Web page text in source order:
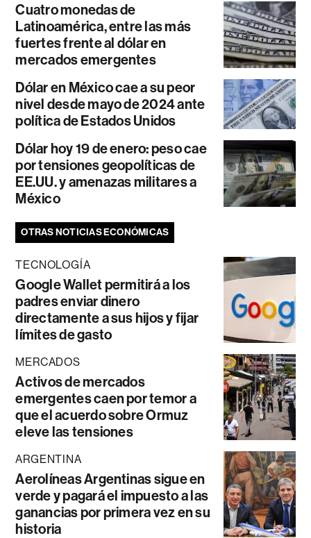
Cuatro monedas de
Latinoamérica, entre las más
fuertes frente al dólar en
mercados emergentes
Dólar en México cae a su peor
nivel desde mayo de 2024 ante
política de Estados Unidos
Dólar hoy 19 de enero: peso cae
por tensiones geopolíticas de
EE.UU. y amenazas militares a
México
OTRAS NOTICIAS ECONÓMICAS
TECNOLOGÍA
Google Wallet permitirá a los
padres enviar dinero
directamente a sus hijos y fijar
límites de gasto
MERCADOS
Activos de mercados
emergentes caen por temor a
que el acuerdo sobre Ormuz
eleve las tensiones
ARGENTINA
Aerolíneas Argentinas sigue en
verde y pagará el impuesto a las
ganancias por primera vez en su
historia